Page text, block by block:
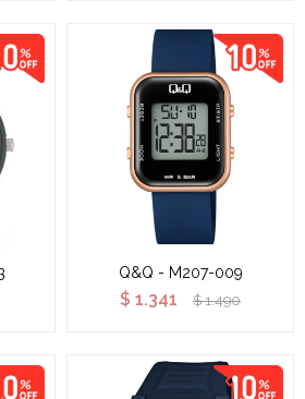
Q&Q - M207-009
$ 1.341 $ 1.490